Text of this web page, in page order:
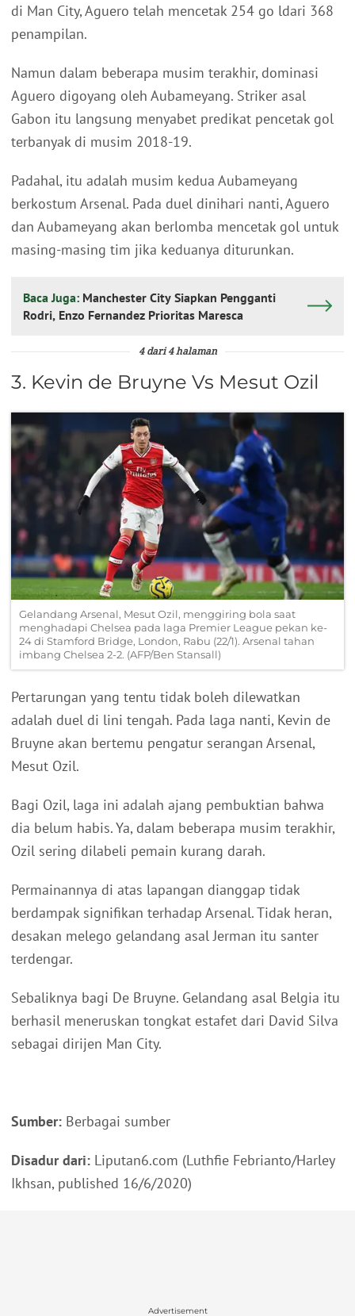
di Man City, Aguero telah mencetak 254 go ldari 368
penampilan.
Namun dalam beberapa musim terakhir, dominasi
Aguero digoyang oleh Aubameyang. Striker asal
Gabon itu langsung menyabet predikat pencetak gol
terbanyak di musim 2018-19.
Padahal, itu adalah musim kedua Aubameyang
berkostum Arsenal. Pada duel dinihari nanti, Aguero
dan Aubameyang akan berlomba mencetak gol untuk
masing-masing tim jika keduanya diturunkan.
Baca Juga: Manchester City Siapkan Pengganti
Rodri, Enzo Fernandez Prioritas Maresca
4 dari 4 halaman
3. Kevin de Bruyne Vs Mesut Ozil
Gelandang Arsenal, Mesut Ozil, menggiring bola saat
menghadapi Chelsea pada laga Premier League pekan ke-
24 di Stamford Bridge, London, Rabu (22/1). Arsenal tahan
imbang Chelsea 2-2. (AFP/Ben Stansall)
Pertarungan yang tentu tidak boleh dilewatkan
adalah duel di lini tengah. Pada laga nanti, Kevin de
Bruyne akan bertemu pengatur serangan Arsenal,
Mesut Ozil.
Bagi Ozil, laga ini adalah ajang pembuktian bahwa
dia belum habis. Ya, dalam beberapa musim terakhir,
Ozil sering dilabeli pemain kurang darah.
Permainannya di atas lapangan dianggap tidak
berdampak signifikan terhadap Arsenal. Tidak heran,
desakan melego gelandang asal Jerman itu santer
terdengar.
Sebaliknya bagi De Bruyne. Gelandang asal Belgia itu
berhasil meneruskan tongkat estafet dari David Silva
sebagai dirijen Man City.
Sumber: Berbagai sumber
Disadur dari: Liputan6.com (Luthfie Febrianto/Harley
Ikhsan, published 16/6/2020)
Advertisement